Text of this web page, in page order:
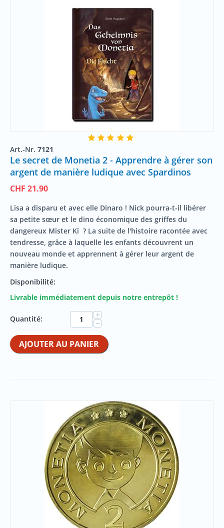
Art.-Nr. 7121
Le secret de Monetia 2 - Apprendre à gérer son
argent de manière ludique avec Spardinos
CHF 21.90
Lisa a disparu et avec elle Dinaro ! Nick pourra-t-il libérer
sa petite sœur et le dino économique des griffes du
dangereux Mister Ki ? La suite de l'histoire racontée avec
tendresse, grâce à laquelle les enfants découvrent un
nouveau monde et apprennent à gérer leur argent de
manière ludique.
Disponibilité:
Livrable immédiatement depuis notre entrepôt !
Quantité: +
−
AJOUTER AU PANIER